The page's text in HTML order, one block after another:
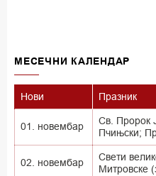
MECEЧНИ КАЛЕНДАР
Нови Празник
01. новембар
Св. Пророк
Пчињски;
02. новембар
Свети
Митровске